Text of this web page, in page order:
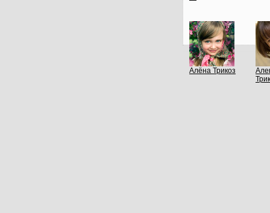
Алёна Трикоз